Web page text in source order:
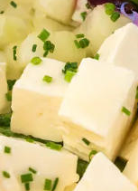
Suche... RIVER PASS